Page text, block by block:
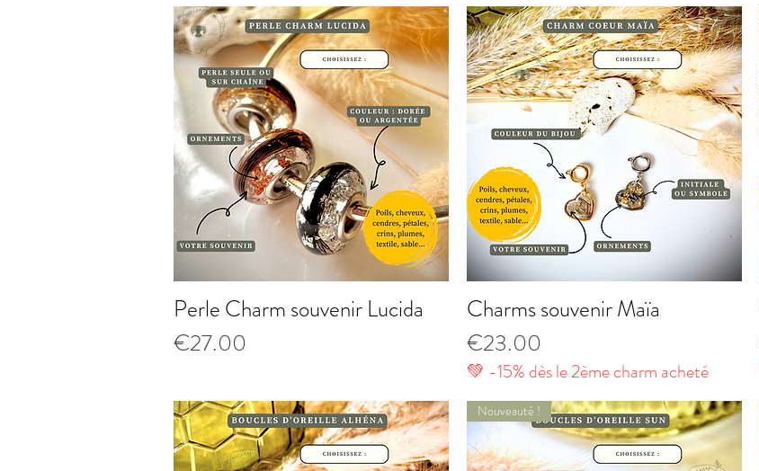
Quick View
Perle Charm souvenir Lucida
Price
€27.00
Quick View
Charms souvenir Maïa
Price
€23.00
💚 -15% dès le 2ème charm acheté
Nouveauté !